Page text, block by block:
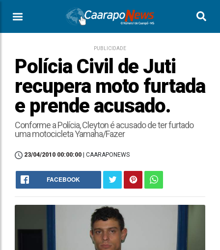
PUBLICIDADE
Polícia Civil de Juti
recupera moto furtada
e prende acusado.
Conforme a Polícia, Cleyton é acusado de ter furtado
uma motocicleta Yamaha/Fazer
23/04/2010 00:00:00 | CAARAPONEWS
FACEBOOK